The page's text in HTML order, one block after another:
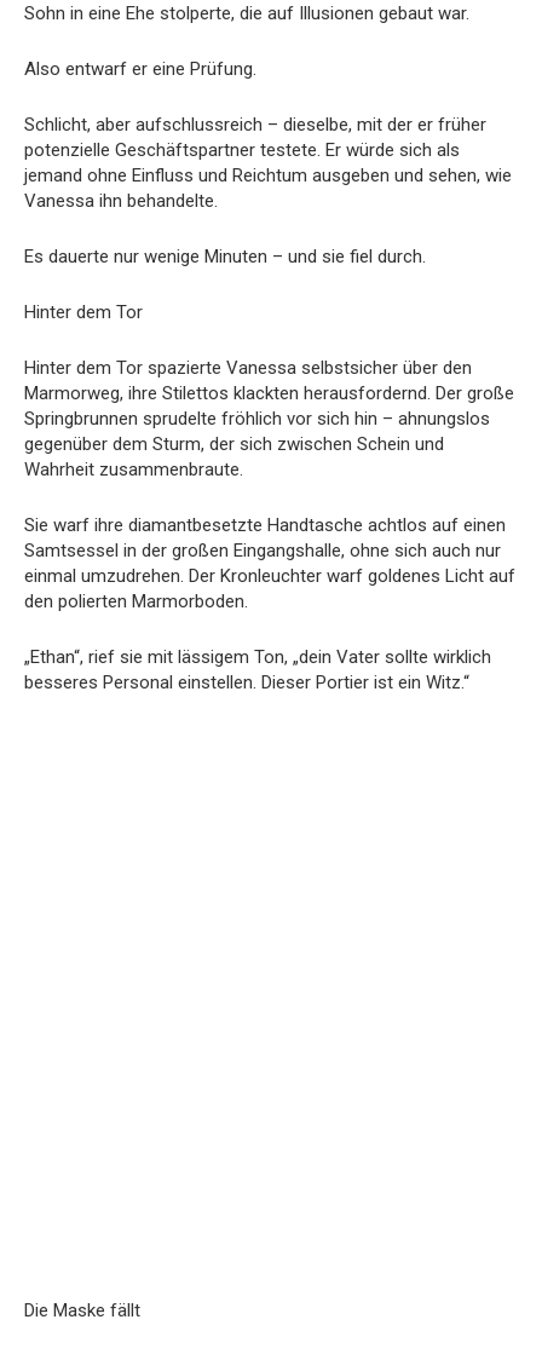
Sohn in eine Ehe stolperte, die auf Illusionen gebaut war.
Also entwarf er eine Prüfung.
Schlicht, aber aufschlussreich – dieselbe, mit der er früher
potenzielle Geschäftspartner testete. Er würde sich als
jemand ohne Einfluss und Reichtum ausgeben und sehen, wie
Vanessa ihn behandelte.
Es dauerte nur wenige Minuten – und sie fiel durch.
Hinter dem Tor
Hinter dem Tor spazierte Vanessa selbstsicher über den
Marmorweg, ihre Stilettos klackten herausfordernd. Der große
Springbrunnen sprudelte fröhlich vor sich hin – ahnungslos
gegenüber dem Sturm, der sich zwischen Schein und
Wahrheit zusammenbraute.
Sie warf ihre diamantbesetzte Handtasche achtlos auf einen
Samtsessel in der großen Eingangshalle, ohne sich auch nur
einmal umzudrehen. Der Kronleuchter warf goldenes Licht auf
den polierten Marmorboden.
„Ethan“, rief sie mit lässigem Ton, „dein Vater sollte wirklich
besseres Personal einstellen. Dieser Portier ist ein Witz.“
Die Maske fällt